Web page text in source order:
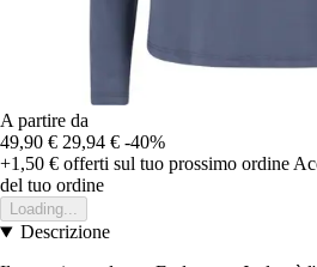
A partire da
49,90 € 29,94 € -40%
+1,50 € offerti sul tuo prossimo ordine
del tuo ordine
Loading...
Descrizione